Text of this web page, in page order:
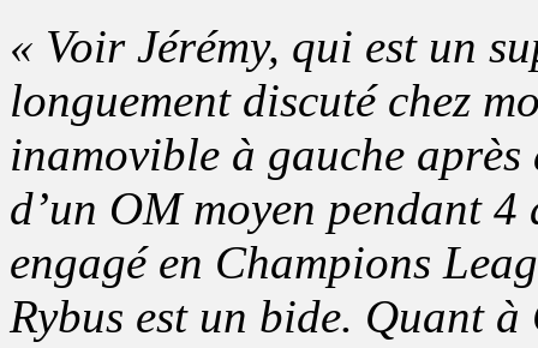
« Voir Jérémy, qui est un
longuement discuté chez
inamovible à gauche après
d’un OM moyen pendant 4
engagé en Champions
Rybus est un bide. Quant